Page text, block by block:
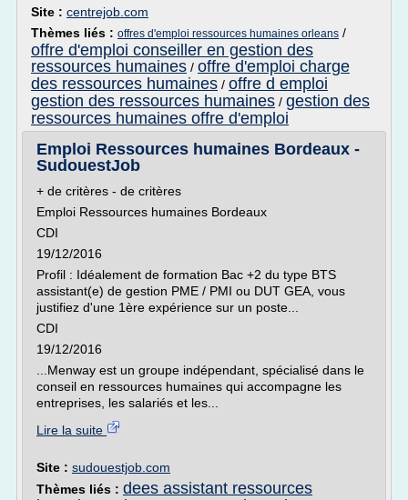
Site : centrejob.com
Thèmes liés : offres d'emploi ressources humaines orleans /
offre d'emploi conseiller en gestion des
ressources humaines / offre d'emploi charge
des ressources humaines / offre d emploi
gestion des ressources humaines / gestion des
ressources humaines offre d'emploi
Emploi Ressources humaines Bordeaux -
SudouestJob
+ de critères - de critères
Emploi Ressources humaines Bordeaux
CDI
19/12/2016
Profil : Idéalement de formation Bac +2 du type BTS
assistant(e) de gestion PME / PMI ou DUT GEA, vous
justifiez d'une 1ère expérience sur un poste...
CDI
19/12/2016
...Menway est un groupe indépendant, spécialisé dans le
conseil en ressources humaines qui accompagne les
entreprises, les salariés et les...
Lire la suite
Site : sudouestjob.com
Thèmes liés : dees assistant ressources